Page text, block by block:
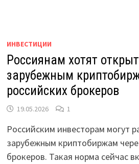
ИНВЕСТИЦИИ
Россиянам хотят
зарубежным
российских брокеров
19.05.2026 1
Российским инвесторам могут
зарубежным криптобиржам
брокеров. Такая норма сейчас